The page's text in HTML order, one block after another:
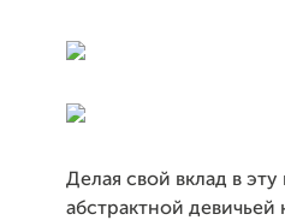
Делая свой вклад в
абстрактной